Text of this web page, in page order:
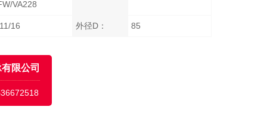
VA228
16 外径D： 85
有限公司